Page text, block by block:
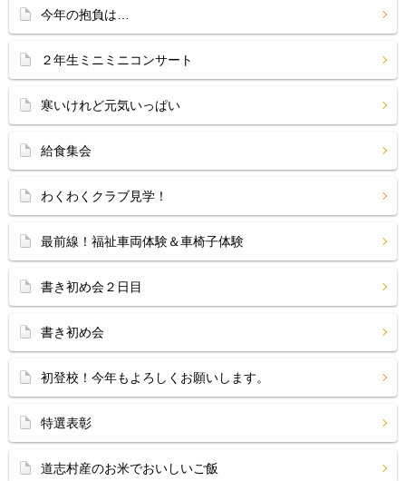
今年の抱負は…
２年生ミニミニコンサート
寒いけれど元気いっぱい
給食集会
わくわくクラブ見学！
最前線！福祉車両体験＆車椅子体験
書き初め会２日目
書き初め会
初登校！今年もよろしくお願いします。
特選表彰
道志村産のお米でおいしいご飯